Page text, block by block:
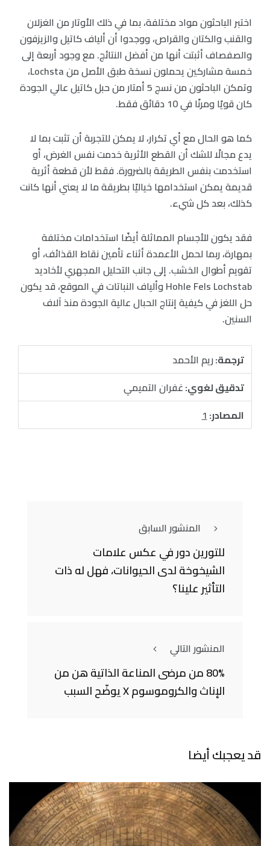
اختبر الباحثون مواد مختلفة، بما في ذلك الأوتار من الغزلان
والقنب والكتان والقراص، ووجدوا أن ألياف كاتيل والزيزفون
والصفصاف أثبتت أنها من أفضل النتائج. مع وجود أربعة إلى
خمسة مشاركين يحملون نسخة طبق الأصل من Lochsta،
وتمكن الباحثون من نسج 5 أمتار من حبل كاتيل عالي الجودة
كان قويًا ومرنًا في 10 دقائق فقط.
كما هو الحال مع أي تكرار، لا يمكن للتجربة أن تثبت بما لا
يدع مجالًا للشك أن القطع الأثرية خدمت نفس الغرض، أو
استخدمت بنفس الطريقة بالضرورة. فقط لأن قطعة أثرية
قديمة يمكن استخدامها خياليًا بطريقة ما لا يعني أنها كانت
كذلك، بعد كل شيء.
فقد يكون للأجسام المماثلة أيضًا استخدامات مختلفة
بمهارة، ربما لحمل الأعمدة أثناء تأمين نقاط القذائف، أو
تقويم أطوال الخشب. إلى جانب التحليل المجهري لأخاديد
Hohle Fels Lochstab وألياف النباتات في الموقع، قد يكون
حل اللغز في كيفية إنتاج الحبال عالية الجودة منذ آلاف
السنين.
ترجمة:ريم الأحمد
تدقيق لغوي:غفران التميمي
المصادر:1
المنشور السابق
للتورين دور في عكس علامات
الشيخوخة لدى الحيوانات، فهل له ذات
التأثير علينا؟
المنشور التالي
80% من مرضى المناعة الذاتية هن من
الإناث والكروموسوم X يوضّح السبب
قد يعجبك أيضا